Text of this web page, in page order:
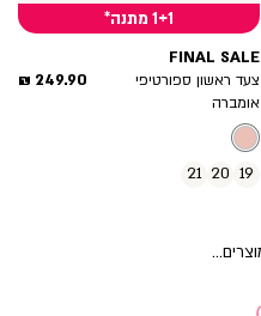
1+1 מתנה*
FINAL SALE
צעד ראשון ספורטיפי
אומברה
מחיר
249.90 ₪
19
20
21